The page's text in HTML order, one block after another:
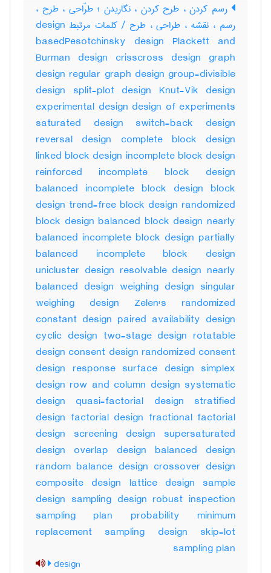
رسم کردن ، طرح کردن ، نگاریدن ؛ طرّاحی ، طرح ،
رسم ، نقشه ، طراحی ، طرح / کلمات مرتبط design
basedPesotchinsky design Plackett and
Burman design crisscross design graph
design regular graph design group-divisible
design split-plot design Knut-Vik design
experimental design design of experiments
saturated design switch-back design
reversal design complete block design
linked block design incomplete block design
reinforced incomplete block design
balanced incomplete block design block
design trend-free block design randomized
block design balanced block design nearly
balanced incomplete block design partially
balanced incomplete block design
unicluster design resolvable design nearly
balanced design weighing design singular
weighing design Zelen's randomized
constant design paired availability design
cyclic design two-stage design rotatable
design consent design randomized consent
design response surface design simplex
design row and column design systematic
design quasi-factorial design stratified
design factorial design fractional factorial
design screening design supersaturated
design overlap design balanced design
random balance design crossover design
composite design lattice design sample
design sampling design robust inspection
sampling plan probability minimum
replacement sampling design skip-lot
sampling plan
design